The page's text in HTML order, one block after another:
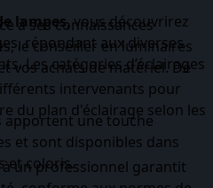
à ses connaissances
le conseiller en luminaires
vos achats de matériel. De
intervenants pour
du plan d'éclairage selon les
un professionnel garantit
lampes, vous découvrirez
répondant aux diverses
Les catégories d’éclairages
apportent une touche
et sont disponibles dans
et coloris.